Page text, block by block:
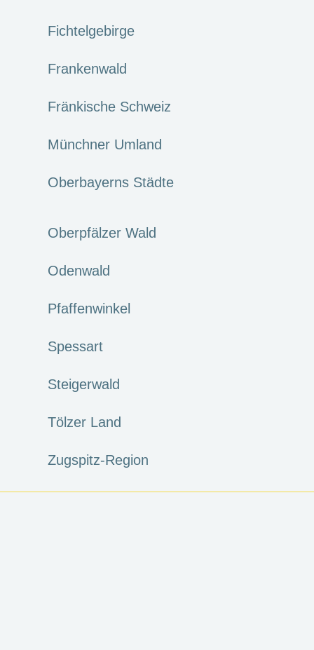
Fichtelgebirge
Frankenwald
Fränkische Schweiz
Münchner Umland
Oberbayerns Städte
Oberpfälzer Wald
Odenwald
Pfaffenwinkel
Spessart
Steigerwald
Tölzer Land
Zugspitz-Region